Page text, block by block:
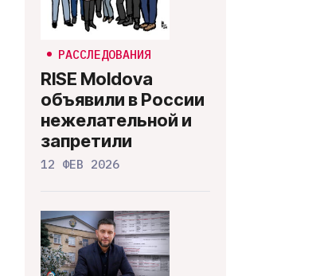
РАССЛЕДОВАНИЯ
RISE Moldova
объявили в России
нежелательной и
запретили
12 ФЕВ 2026